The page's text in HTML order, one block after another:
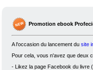
Promotion ebook
A l'occasion du lancement du site
Pour cela, vous n'avez que deux
- Likez la page Facebook du livre (